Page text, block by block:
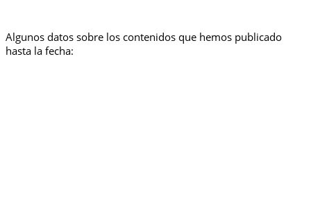
Algunos datos sobre los contenidos que hemos publicado
hasta la fecha: